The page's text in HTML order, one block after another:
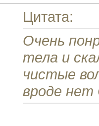
Цитата:
Очень
тела и
чистые
вроде нет